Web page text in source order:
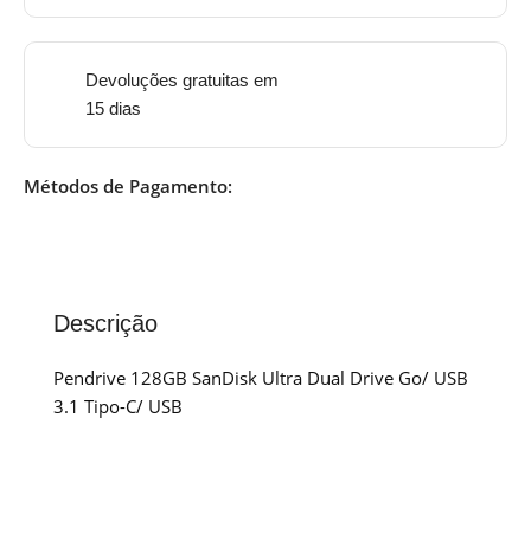
Devoluções gratuitas em
15 dias
Métodos de Pagamento:
Descrição
Pendrive 128GB SanDisk Ultra Dual Drive Go/ USB
3.1 Tipo-C/ USB